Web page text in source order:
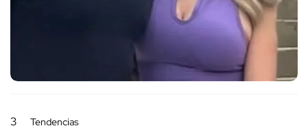
3 Tendencias